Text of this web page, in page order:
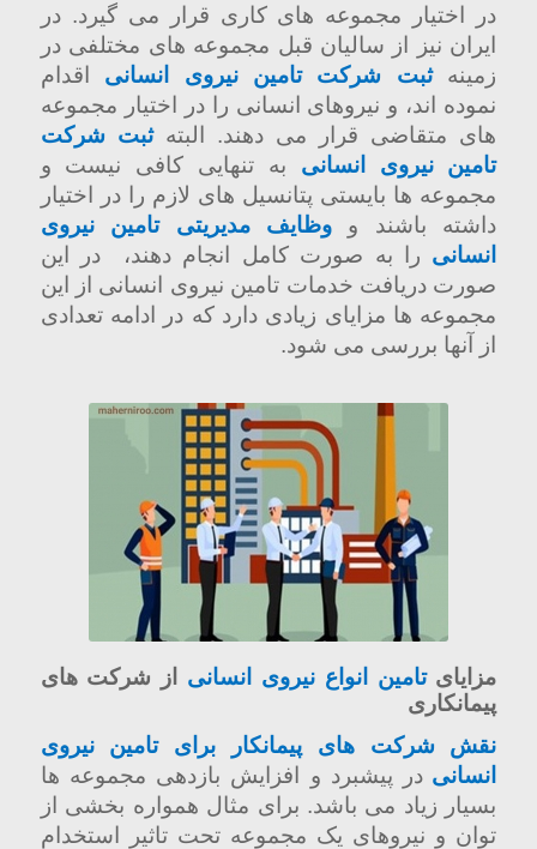
در اختیار مجموعه های کاری قرار می گیرد. در
ایران نیز از سالیان قبل مجموعه های مختلفی در
زمینهثبت شرکت تامین نیروی انسانی اقدام
نموده اند، و نیروهای انسانی را در اختیار مجموعه
های متقاضی قرار می دهند. البتهثبت شرکت
تامین نیروی انسانی به تنهایی کافی نیست و
مجموعه ها بایستی پتانسیل های لازم را در اختیار
داشته باشند و وظایف مدیریتی تامین نیروی
انسانی را به صورت کامل انجام دهند،
در این
صورت دریافت خدمات تامین نیروی انسانی از این
مجموعه ها مزایای زیادی دارد که در ادامه تعدادی
از آنها بررسی می شود.
مزایایتامین انواع نیروی انسانی
از شرکت های
پیمانکاری
نقش شرکت های پیمانکار برای تامین نیروی
انسانی در پیشبرد و افزایش بازدهی مجموعه ها
بسیار زیاد می باشد. برای مثال همواره بخشی از
توان و نیروهای یک مجموعه تحت تاثیر استخدام